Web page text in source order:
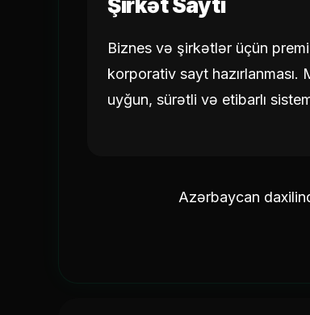
Şirkət Saytı
Biznes və şirkətlər üçün
korporativ sayt hazırlanması.
uyğun, sürətli və etibarlı
Azərbaycan